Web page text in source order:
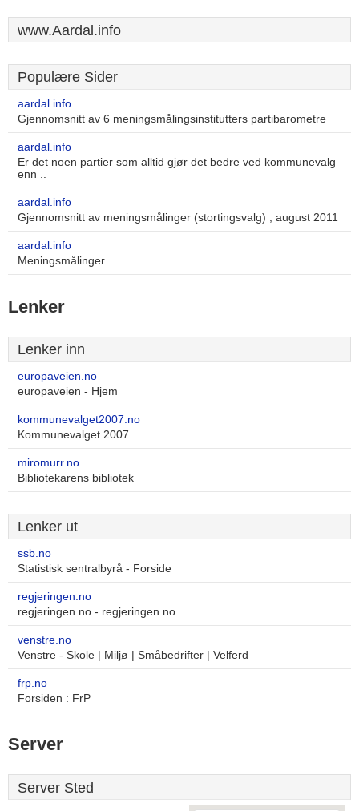
www.Aardal.info
Populære Sider
aardal.info
Gjennomsnitt av 6 meningsmålingsinstitutters partibarometre
aardal.info
Er det noen partier som alltid gjør det bedre ved kommunevalg
enn ..
aardal.info
Gjennomsnitt av meningsmålinger (stortingsvalg) , august 2011
aardal.info
Meningsmålinger
Lenker
Lenker inn
europaveien.no
europaveien - Hjem
kommunevalget2007.no
Kommunevalget 2007
miromurr.no
Bibliotekarens bibliotek
Lenker ut
ssb.no
Statistisk sentralbyrå - Forside
regjeringen.no
regjeringen.no - regjeringen.no
venstre.no
Venstre - Skole | Miljø | Småbedrifter | Velferd
frp.no
Forsiden : FrP
Server
Server Sted